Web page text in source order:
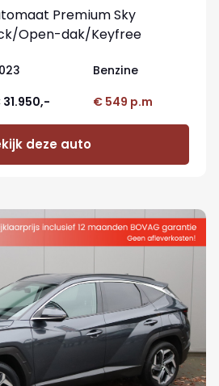
Premium Sky
Open-dak/Keyfree
Benzine
€ 549 p.m
deze auto